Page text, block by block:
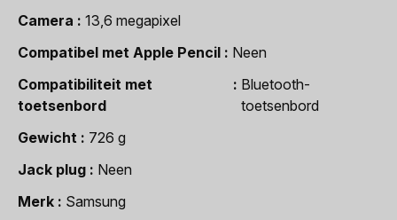
Camera
13,6 megapixel
Compatibel met Apple Pencil
Neen
Compatibiliteit met
toetsenbord
Bluetooth-
toetsenbord
Gewicht
726 g
Jack plug
Neen
Merk
Samsung